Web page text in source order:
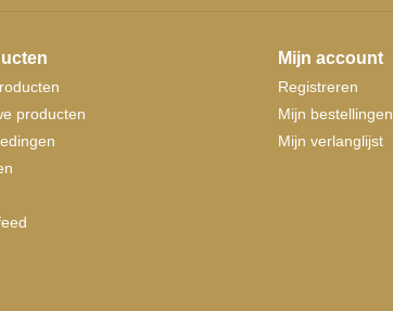
producten
Mijn account
Registreren
Mijn bestellingen
Mijn verlanglijst